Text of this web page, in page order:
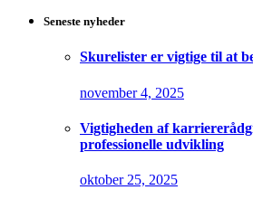
Seneste nyheder
Skurelister er vigtige til at
november 4, 2025
Vigtigheden af
professionelle udvikling
oktober 25, 2025